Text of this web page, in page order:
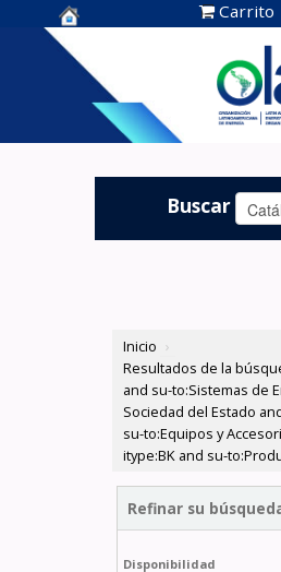
Centro de
Documentación
OLADE -
Carrito
Buscar
Inicio ›
Resultados de la
and su-to:Sistemas de
Sociedad del Estado
su-to:Equipos y
itype:BK and su-
Refinar su
Disponibilidad